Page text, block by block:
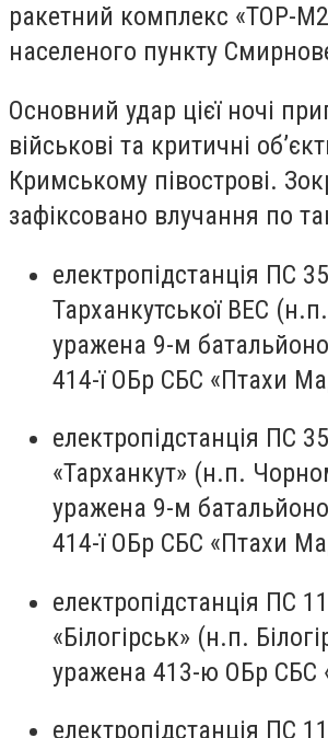
ракетний комплекс «ТОР-
населеного пункту
Основний удар цієї ночі
військові та критичні
Кримському півострові.
зафіксовано влучання по
електропідстанція ПС
Тарханкутської ВЕС
уражена 9-м
414-ї ОБр СБС «Птахи
електропідстанція ПС
«Тарханкут» (н.п.
уражена 9-м
414-ї ОБр СБС «Птахи
електропідстанція ПС
«Білогірськ» (н.п.
уражена 413-ю ОБр СБС
електропідстанція ПС